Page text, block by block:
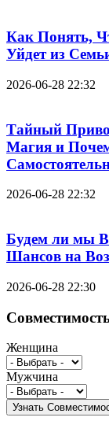
Как Понять,
Уйдет из
2026-06-28 22:32
Тайный
Магия и
2026-06-28 22:32
Будем ли мы
Шансов на
2026-06-28 22:30
Женщина
Мужчина